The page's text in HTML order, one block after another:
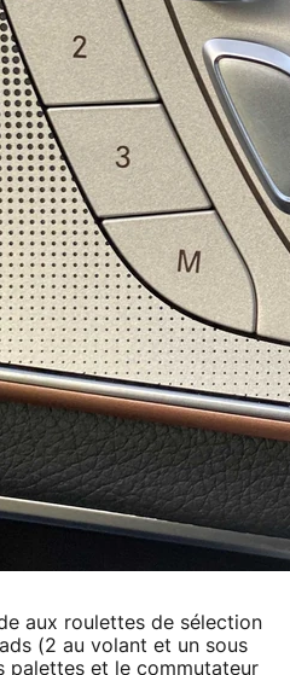
aux roulettes de sélection
(2 au volant et un sous
palettes et le commutateur